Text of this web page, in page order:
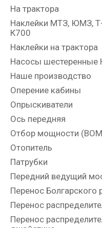
На трактора
Наклейки МТЗ, ЮМЗ,
К700
Наклейки на трактора
Насосы
Наше производство
Оперение кабины
Опрыскиватели
Ось передняя
Отбор мощности
Отопитель
Патрубки
Передний ведущий
Перенос Болгарского
Перенос
Перенос